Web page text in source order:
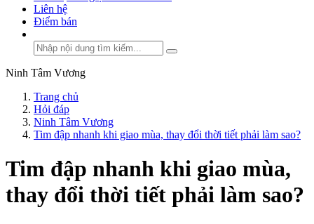
Liên hệ
Điểm bán
Ninh Tâm Vương
Trang chủ
Hỏi đáp
Ninh Tâm Vương
Tim đập nhanh khi giao mùa, thay đổi thời tiết phải làm sao?
Tim đập nhanh khi giao mùa,
thay đổi thời tiết phải làm sao?